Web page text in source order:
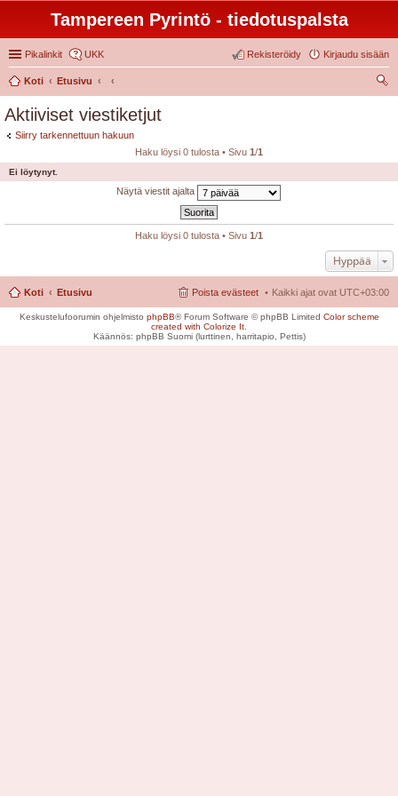
Tampereen Pyrintö - tiedotuspalsta
Pikalinkit UKK Kirjaudu sisään
Rekisteröidy
Koti
Etusivu
Aktiiviset viestiketjut
Siirry tarkennettuun hakuun
Haku löysi 0 tulosta • Sivu 1/1
Ei löytynyt.
Näytä viestit ajalta
Haku löysi 0 tulosta • Sivu 1/1
Hyppää
Koti Etusivu Kaikki ajat ovat UTC+03:00
Poista evästeet
Keskustelufoorumin ohjelmisto phpBB® Forum Software © phpBB Limited Color scheme
created with Colorize It
Käännös: phpBB Suomi (lurttinen, harritapio, Pettis)